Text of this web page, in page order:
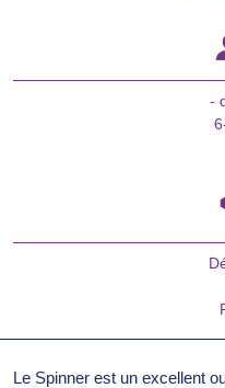
-
Le Spinner est un excellent